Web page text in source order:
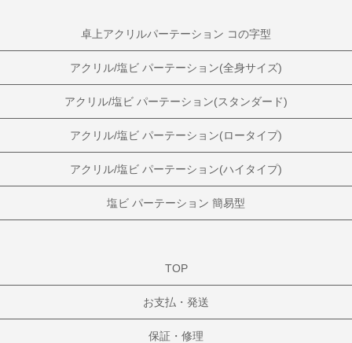
卓上アクリルパーテーション コの字型
アクリル/塩ビ パーテーション(全身サイズ)
アクリル/塩ビ パーテーション(スタンダード)
アクリル/塩ビ パーテーション(ロータイプ)
アクリル/塩ビ パーテーション(ハイタイプ)
塩ビ パーテーション 簡易型
TOP
お支払・発送
保証・修理